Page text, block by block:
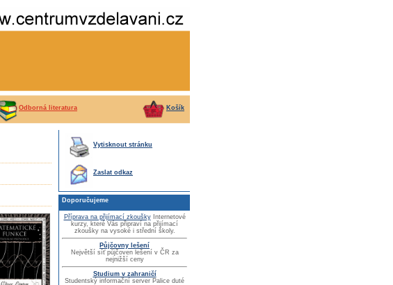
Odborná literatura Košík
Vytisknout stránku
Zaslat odkaz
Doporučujeme
Příprava na přijímací zkouškyInternetové
kurzy, které Vás připraví na přijímací
zkoušky na vysoké i střední školy.
Půjčovny lešení
Největší síť půjčoven lešení v ČR za
nejnižší ceny
Studium v zahraničí
Studentský informační server Palice duté